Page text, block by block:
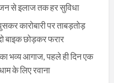
से इलाज तक हर सुविधा
कारोबारी पर ताबड़तोड़
बाइक छोड़कर फरार
भव्य आगाज, पहले ही दिन एक
के लिए रवाना